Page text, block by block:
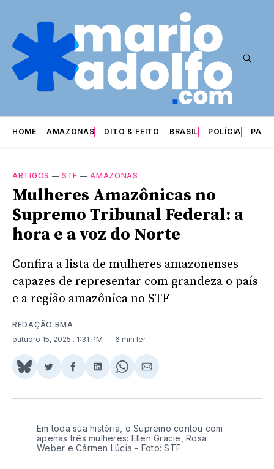
HOME AMAZONAS DITO & FEITO BRASIL POLÍCIA
ARTIGOS —STF —AMAZONAS
Mulheres Amazônicas no
Supremo Tribunal Federal: a
hora e a voz do Norte
Confira a lista de mulheres amazonenses
capazes de representar com grandeza o país
e a região amazônica no STF
REDAÇÃO BMA
outubro 15, 2025 . 1:31 PM 6 min ler
Share
BlueSky
Compartilhar
Twitter
Compartilhar
Facebook
Compartilhar
LinkedIn
Share
WhatsApp
Compartilhar
Email
Em toda sua história, o Supremo contou com
apenas três mulheres: Ellen Gracie, Rosa
Weber e Cármen Lúcia - Foto: STF